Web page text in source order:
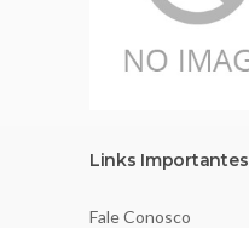
Links Importantes
Fale Conosco